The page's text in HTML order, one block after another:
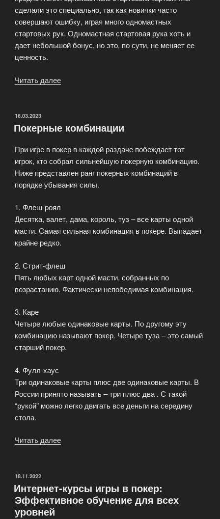
сделали это специально, так как новички часто
совершают ошибку, играя много одномастных
стартовых рук. Одномастная стартовая рука хоть и
дает небольшой бонус, но это, по сути, не меняет ее
ценность.
Читать далее
ОПУБЛИКОВАНО
16.03.2023
Покерные комбинации
При игре в покер в каждой раздаче побеждает тот
игрок, кто собрал сильнейшую покерную комбинацию.
Ниже представлен ранг покерных комбинаций в
порядке убывания силы.
1. Флеш-роял
Десятка, валет, дама, король, туз – все карты одной
масти. Самая сильная комбинация в покере. Выпадает
крайне редко.
2. Стрит-флеш
Пять любых карт одной масти, собранных по
возрастанию. Фактически непобедимая комбинация.
3. Каре
Четыре любые одинаковые карты. По другому эту
комбинацию называют покер. Четыре туза – это самый
старший покер.
4. Фулл-хаус
Три одинаковые карты плюс две одинаковые карты. В
России принято называть – три плюс два . С такой
“рукой” можно легко двигать все деньги на середину
стола.
Читать далее
ОПУБЛИКОВАНО
18.11.2022
Интернет-курсы игры в покер:
Эффективное обучение для всех
уровней